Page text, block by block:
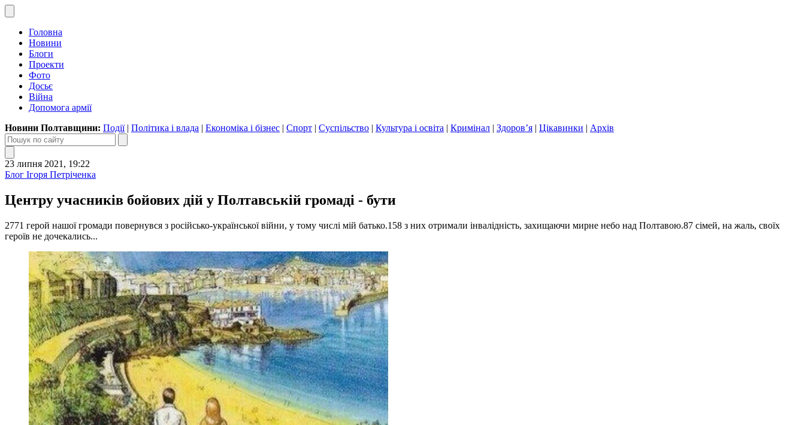
Головна
Новини
Блоги
Проекти
Фото
Досьє
Війна
Допомога армії
Новини Полтавщини: Події| Політика і влада | Економіка і бізнес | Спорт | Суспільство | Культура і освіта | Кримінал | Здоров’я | Цікавинки | Архів
23 липня 2021, 19:22
Блог Ігоря Петріченка
Центру учасників бойових дій у Полтавській громаді - бути
2771 герой нашої громади повернувся з російсько-української війни, у тому числі мій батько.158 з них отримали інвалідність, захищаючи мирне небо над Полтавою.87 сімей, на жаль, своїх
героїв не дочекались...